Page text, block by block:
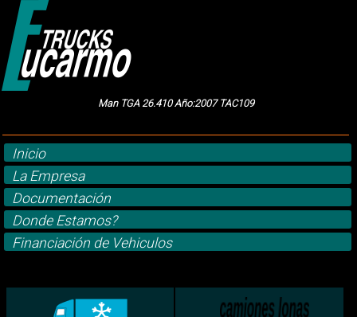
Man TGA 26.410 Año:2007 TAC109
Inicio
La Empresa
Documentación
Donde Estamos?
Financiación de Vehiculos